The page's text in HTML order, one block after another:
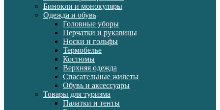
Бинокли и монокуляры
Одежда и обувь
Головные уборы
Перчатки и рукавицы
Носки и гольфы
Термобелье
Костюмы
Верхняя одежда
Спасательные жилеты
Обувь и аксессуары
Товары для туризма
Палатки и тенты